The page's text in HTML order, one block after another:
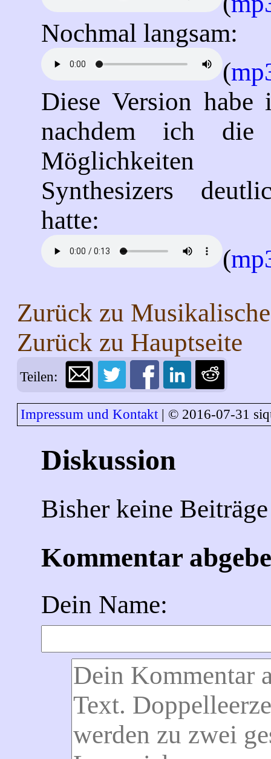
Nochmal langsam:
(
Diese Version habe
nachdem ich die
Synthesizers
hatte:
(
Zurück zu
Zurück zu Hauptseite
Teilen:
Impressum und Kontakt | © 2016-07-31
Diskussion
Bisher keine Beiträge
Kommentar
Dein Name: